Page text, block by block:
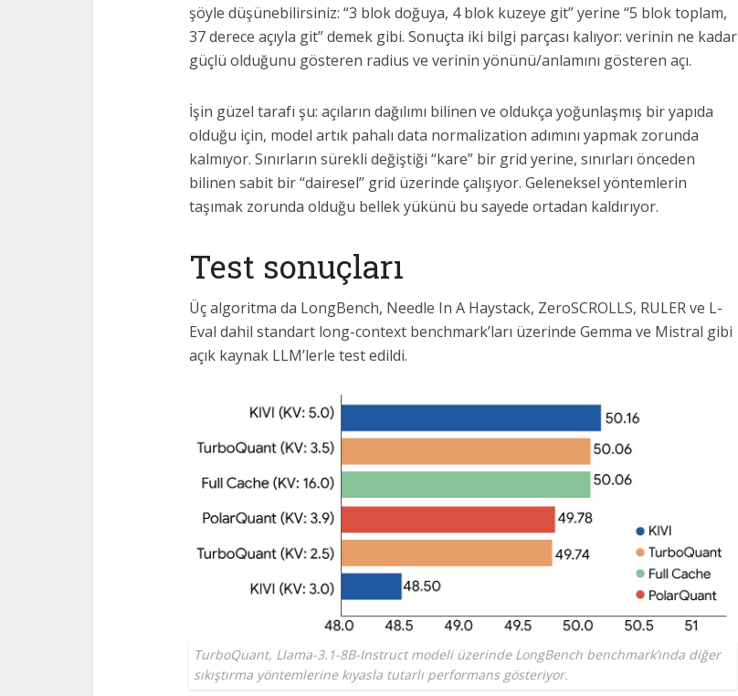
şöyle düşünebilirsiniz: “3 blok doğuya, 4 blok kuzeye git” yerine “5 blok toplam,
37 derece açıyla git” demek gibi. Sonuçta iki bilgi parçası kalıyor: verinin ne kadar
güçlü olduğunu gösteren radius ve verinin yönünü/anlamını gösteren açı.
İşin güzel tarafı şu: açıların dağılımı bilinen ve oldukça yoğunlaşmış bir yapıda
olduğu için, model artık pahalı data normalization adımını yapmak zorunda
kalmıyor. Sınırların sürekli değiştiği “kare” bir grid yerine, sınırları önceden
bilinen sabit bir “dairesel” grid üzerinde çalışıyor. Geleneksel yöntemlerin
taşımak zorunda olduğu bellek yükünü bu sayede ortadan kaldırıyor.
Test sonuçları
Üç algoritma da LongBench, Needle In A Haystack, ZeroSCROLLS, RULER ve L-
Eval dahil standart long-context benchmark’ları üzerinde Gemma ve Mistral gibi
açık kaynak LLM’lerle test edildi.
TurboQuant, Llama-3.1-8B-Instruct modeli üzerinde LongBench benchmark’ında diğer
sıkıştırma yöntemlerine kıyasla tutarlı performans gösteriyor.